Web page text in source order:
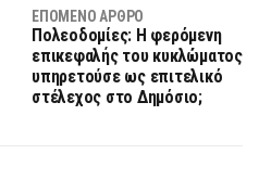
ΕΠΌΜΕΝΟ ΆΡΘΡΟ
Πολεοδομίες: Η φερόμενη
επικεφαλής του κυκλώματος
υπηρετούσε ως επιτελικό
στέλεχος στο Δημόσιο;